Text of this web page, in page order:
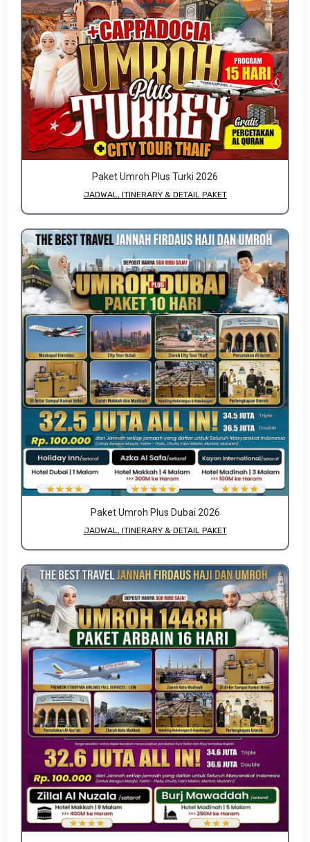
Paket Umroh Plus Turki 2026
JADWAL, ITINERARY & DETAIL PAKET
Paket Umroh Plus Dubai 2026
JADWAL, ITINERARY & DETAIL PAKET